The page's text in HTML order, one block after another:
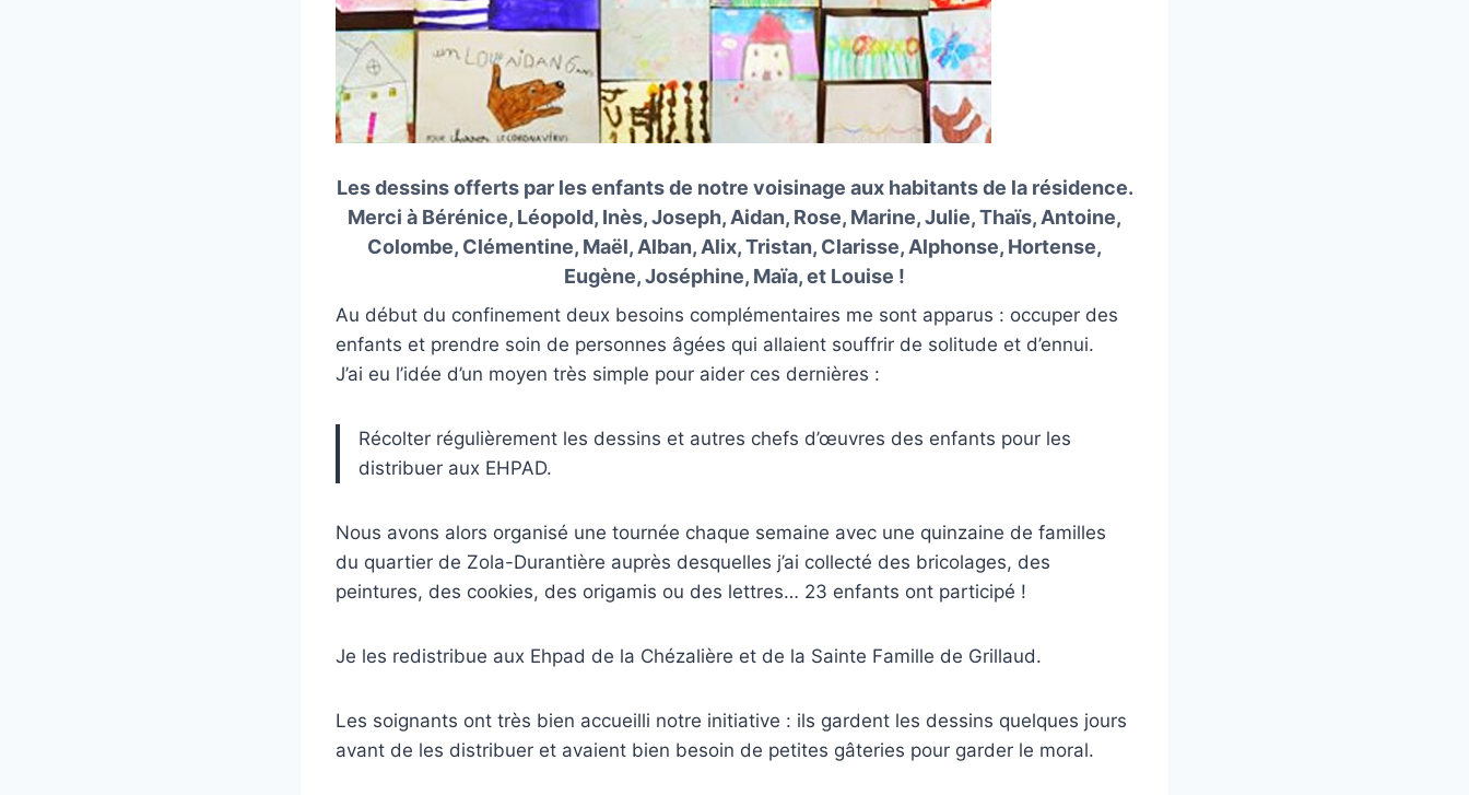
Les dessins offerts par les enfants de notre voisinage aux habitants de la résidence.
Merci à Bérénice, Léopold, Inès, Joseph, Aidan, Rose, Marine, Julie, Thaïs, Antoine,
Colombe, Clémentine, Maël, Alban, Alix, Tristan, Clarisse, Alphonse, Hortense,
Eugène, Joséphine, Maïa, et Louise !
Au début du confinement deux besoins complémentaires me sont apparus : occuper des
enfants et prendre soin de personnes âgées qui allaient souffrir de solitude et d’ennui.
J’ai eu l’idée d’un moyen très simple pour aider ces dernières :
Récolter régulièrement les dessins et autres chefs d’œuvres des enfants pour les
distribuer aux EHPAD.
Nous avons alors organisé une tournée chaque semaine avec une quinzaine de familles
du quartier de Zola-Durantière auprès desquelles j’ai collecté des bricolages, des
peintures, des cookies, des origamis ou des lettres… 23 enfants ont participé !
Je les redistribue aux Ehpad de la Chézalière et de la Sainte Famille de Grillaud.
Les soignants ont très bien accueilli notre initiative : ils gardent les dessins quelques jours
avant de les distribuer et avaient bien besoin de petites gâteries pour garder le moral.